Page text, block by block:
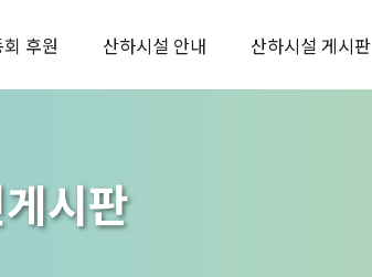
후원 산하시설 안내 산하시설 게시판
시판